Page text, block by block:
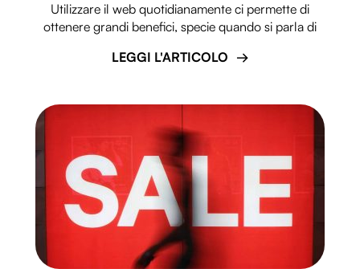
Utilizzare il web quotidianamente ci permette di
ottenere grandi benefici, specie quando si parla di
LEGGI L'ARTICOLO